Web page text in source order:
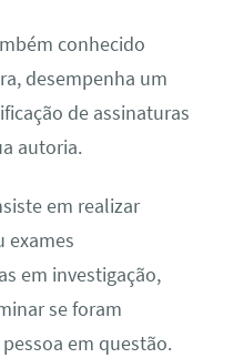
conhecido
desempenha um
de assinaturas
autoria.
em realizar
exames
em investigação,
se foram
em questão.